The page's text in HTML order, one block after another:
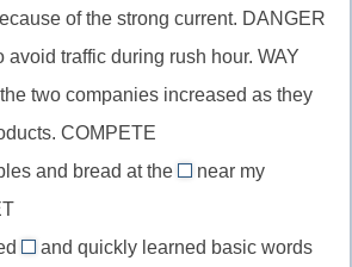
of the strong current. DANGER
avoid traffic during rush hour. WAY
two companies increased as they
COMPETE
and bread at the
supermarket
существительное
near my
preschool
and quickly learned basic words